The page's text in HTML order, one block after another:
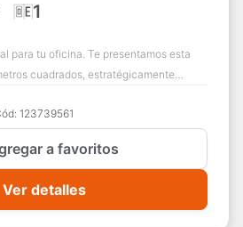
1
para tu oficina. Te presentamos esta
cuadrados, estratégicamente
123739561
a favoritos
Ver detalles